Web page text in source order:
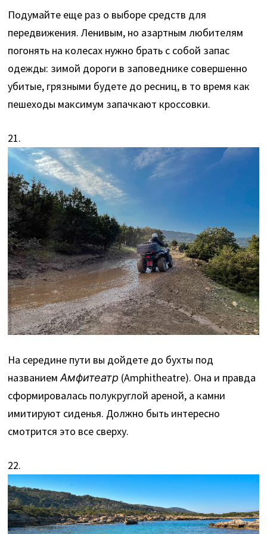
Подумайте еще раз о выборе средств для
передвижения. Ленивым, но азартным любителям
погонять на колесах нужно брать с собой запас
одежды: зимой дороги в заповеднике совершенно
убитые, грязными будете до ресниц, в то время как
пешеходы максимум запачкают кроссовки.
21.
На середине пути вы дойдете до бухты под
названиемАмфитеатр (Amphitheatre). Она и правда
сформировалась полукруглой ареной, а камни
имитируют сиденья. Должно быть интересно
смотрится это все сверху.
22.